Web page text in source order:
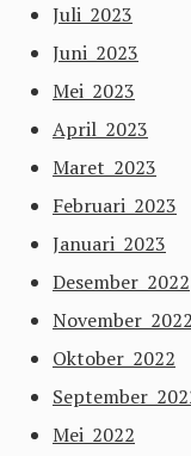
Juli 2023
Juni 2023
Mei 2023
April 2023
Maret 2023
Februari 2023
Januari 2023
Desember 2022
November 2022
Oktober 2022
September
Mei 2022